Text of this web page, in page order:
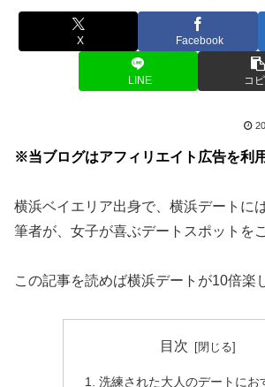
X Facebook
LINE コ
※当ブログはアフィリエイト広告を利
横浜ベイエリア出身で、横浜デートに
筆者が、女子が喜ぶデートスポットを
この記事を読めば横浜デートが10倍楽
目次
洗練された大人のデートにお